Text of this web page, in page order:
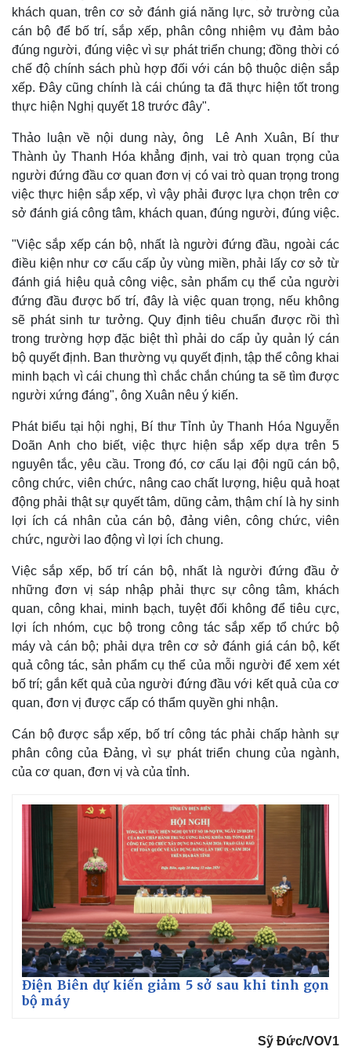
Infographic
Kinh tế
Khởi nghiệp
Tiêu dùng
Tỷ giá
Chứng khoán
Giá cà phê
khách quan, trên cơ sở đánh giá năng lực, sở trường của
cán bộ để bố trí, sắp xếp, phân công nhiệm vụ đảm bảo
đúng người, đúng việc vì sự phát triển chung; đồng thời có
chế độ chính sách phù hợp đối với cán bộ thuộc diện sắp
xếp. Đây cũng chính là cái chúng ta đã thực hiện tốt trong
thực hiện Nghị quyết 18 trước đây".
Thảo luận về nội dung này, ông Lê Anh Xuân, Bí thư
Thành ủy Thanh Hóa khẳng định, vai trò quan trọng của
người đứng đầu cơ quan đơn vị có vai trò quan trọng trong
việc thực hiện sắp xếp, vì vậy phải được lựa chọn trên cơ
sở đánh giá công tâm, khách quan, đúng người, đúng việc.
"Việc sắp xếp cán bộ, nhất là người đứng đầu, ngoài các
điều kiện như cơ cấu cấp ủy vùng miền, phải lấy cơ sở từ
đánh giá hiệu quả công việc, sản phẩm cụ thể của người
đứng đầu được bố trí, đây là việc quan trọng, nếu không
sẽ phát sinh tư tưởng. Quy định tiêu chuẩn được rồi thì
trong trường hợp đặc biệt thì phải do cấp ủy quản lý cán
bộ quyết định. Ban thường vụ quyết định, tập thể công khai
minh bạch vì cái chung thì chắc chắn chúng ta sẽ tìm được
người xứng đáng", ông Xuân nêu ý kiến.
Phát biểu tại hội nghị, Bí thư Tỉnh ủy Thanh Hóa Nguyễn
Doãn Anh cho biết, việc thực hiện sắp xếp dựa trên 5
nguyên tắc, yêu cầu. Trong đó, cơ cấu lại đội ngũ cán bộ,
công chức, viên chức, nâng cao chất lượng, hiệu quả hoạt
động phải thật sự quyết tâm, dũng cảm, thậm chí là hy sinh
lợi ích cá nhân của cán bộ, đảng viên, công chức, viên
chức, người lao động vì lợi ích chung.
Việc sắp xếp, bố trí cán bộ, nhất là người đứng đầu ở
những đơn vị sáp nhập phải thực sự công tâm, khách
quan, công khai, minh bạch, tuyệt đối không để tiêu cực,
lợi ích nhóm, cục bộ trong công tác sắp xếp tổ chức bộ
máy và cán bộ; phải dựa trên cơ sở đánh giá cán bộ, kết
quả công tác, sản phẩm cụ thể của mỗi người để xem xét
bố trí; gắn kết quả của người đứng đầu với kết quả của cơ
quan, đơn vị được cấp có thẩm quyền ghi nhận.
Cán bộ được sắp xếp, bố trí công tác phải chấp hành sự
phân công của Đảng, vì sự phát triển chung của ngành,
của cơ quan, đơn vị và của tỉnh.
Điện Biên dự kiến giảm 5 sở sau khi tinh gọn
bộ máy
Sỹ Đức/VOV1